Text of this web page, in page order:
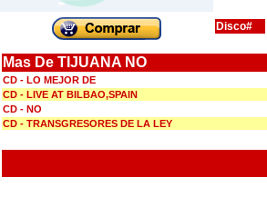
Disco#
Mas De TIJUANA NO
CD - LO MEJOR DE
CD - LIVE AT BILBAO,SPAIN
CD - NO
CD - TRANSGRESORES DE LA LEY